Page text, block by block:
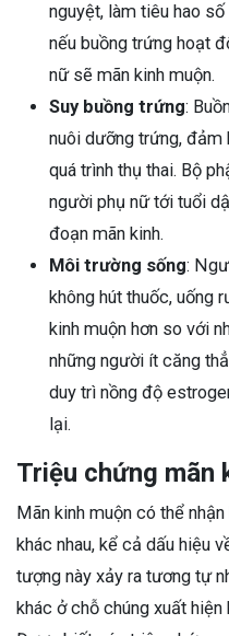
nguyệt, làm tiêu hao
nếu buồng trứng hoạt
nữ sẽ mãn kinh muộn.
Suy buồng trứng:
nuôi dưỡng trứng, đảm
quá trình thụ thai. Bộ
người phụ nữ tới tuổi
đoạn mãn kinh.
Môi trường sống:
không hút thuốc, uống
kinh muộn hơn so với
những người ít căng
duy trì nồng độ
lại.
Triệu chứng mãn
Mãn kinh muộn có thể
khác nhau, kể cả dấu hiệu
tượng này xảy ra tương tự
khác ở chỗ chúng xuất